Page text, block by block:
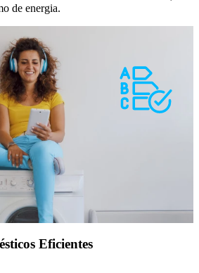
de energia.
Eficientes